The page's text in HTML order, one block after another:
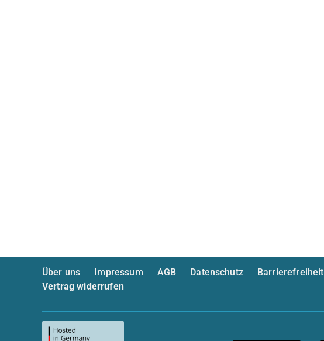
Über uns Impressum AGB Datenschutz Barrierefreiheit
Vertrag widerrufen